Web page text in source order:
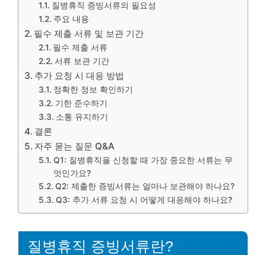
질병휴직 증빙서류의 필요성
주요 내용
필수 제출 서류 및 보관 기간
필수 제출 서류
서류 보관 기간
추가 요청 시 대응 방법
정확한 정보 확인하기
기한 준수하기
소통 유지하기
결론
자주 묻는 질문 Q&A
Q1: 질병휴직을 신청할 때 가장 중요한 서류는 무
엇인가요?
Q2: 제출한 증빙서류는 얼마나 보관해야 하나요?
Q3: 추가 서류 요청 시 어떻게 대응해야 하나요?
질병휴직 증빙서류란?